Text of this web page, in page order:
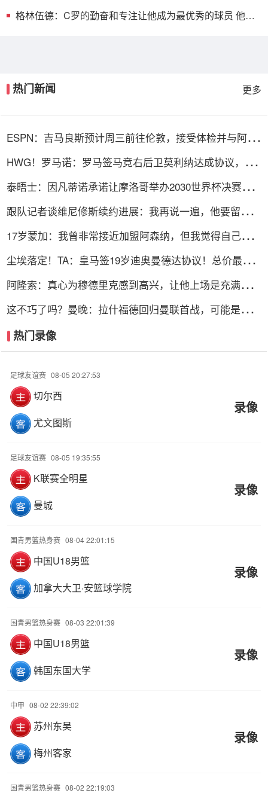
格林伍德：C罗的勤奋和专注让他成为最优秀的球员 他现
热门新闻 更多
ESPN：吉马良斯预计周三前往伦敦，接受体检并与阿森
HWG！罗马诺：罗马签马竞右后卫莫利纳达成协议，总
泰晤士：因凡蒂诺承诺让摩洛哥举办2030世界杯决赛，
跟队记者谈维尼修斯续约进展：我再说一遍，他要留下
17岁蒙加：我曾非常接近加盟阿森纳，但我觉得自己更适
尘埃落定！TA：皇马签19岁迪奥曼德达协议！总价最高
阿隆索：真心为穆德里克感到高兴，让他上场是充满情感
这不巧了吗？曼晚：拉什福德回归曼联首战，可能是对阿
热门录像
足球友谊赛 08-05 20:27:53
切尔西
尤文图斯
录像
足球友谊赛 08-05 19:35:55
K联赛全明星
曼城
录像
国青男篮热身赛 08-04 22:01:15
中国U18男篮
加拿大大卫·安篮球学院
录像
国青男篮热身赛 08-03 22:01:39
中国U18男篮
韩国东国大学
录像
中甲 08-02 22:39:02
苏州东吴
梅州客家
录像
国青男篮热身赛 08-02 22:19:03